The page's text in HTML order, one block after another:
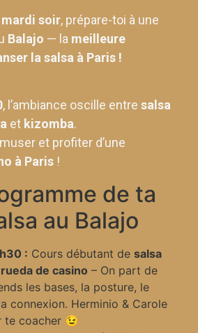
mardi soir, prépare-toi à une
Balajo — la meilleure
la salsa à Paris !
, l’ambiance oscille entre salsa
et kizomba.
et profiter d’une
à Paris !
de ta
au Balajo
: Cours débutant de salsa
de casino – On part de
les bases, la posture, le
connexion. Herminio & Carole
te coacher 😉